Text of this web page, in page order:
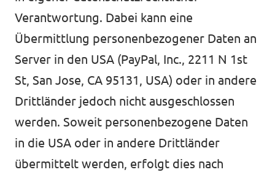
Verantwortung. Dabei kann eine
Übermittlung personenbezogener Daten an
Server in den USA (PayPal, Inc., 2211 N 1st
St, San Jose, CA 95131, USA) oder in andere
Drittländer jedoch nicht ausgeschlossen
werden. Soweit personenbezogene Daten
in die USA oder in andere Drittländer
übermittelt werden, erfolgt dies nach